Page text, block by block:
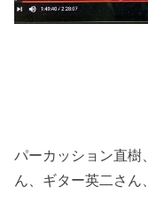
パーカッション直樹
ん、ギター英二さん、